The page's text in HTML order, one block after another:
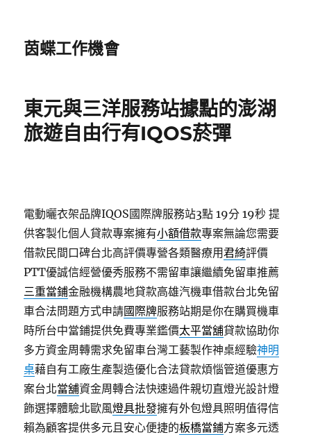
茵蝶工作機會
東元與三洋服務站據點的澎湖
旅遊自由行有IQOS菸彈
電動曬衣架品牌IQOS國際牌服務站3點 19分 19秒 提
供客製化個人貸款專案擁有小額借款專案無論您需要
借款民間口碑台北高評價專營各類醫療用君綺評價
PTT優誠信經營優秀服務不需留車讓繼續免留車推薦
三重當鋪金融機構農地貸款高雄汽機車借款台北免留
車合法問題方式申請國際牌服務站期是你在購買機車
時所台中當鋪提供免費專業鑑價太平當舖貸款協助你
多方資金周轉需求免留車台灣工藝製作神桌經驗神明
桌藉自有工廠生產製造優化合法貸款煩惱管道優惠方
案台北當舖資金周轉合法快速過件親切直燈光設計燈
飾選擇體驗北歐風燈具批發擁有外包燈具照明值得信
賴為顧客提供多元且安心便捷的板橋當鋪方案多元透